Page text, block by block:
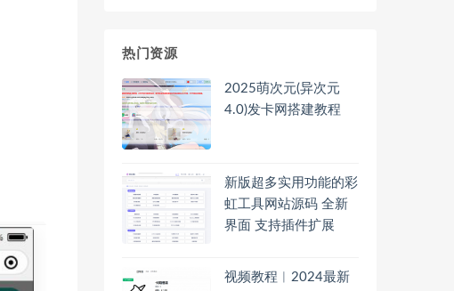
热门资源
2025萌次元(异次元
4.0)发卡网搭建教程
新版超多实用功能的彩
虹工具网站源码 全新
界面 支持插件扩展
视频教程︱2024最新